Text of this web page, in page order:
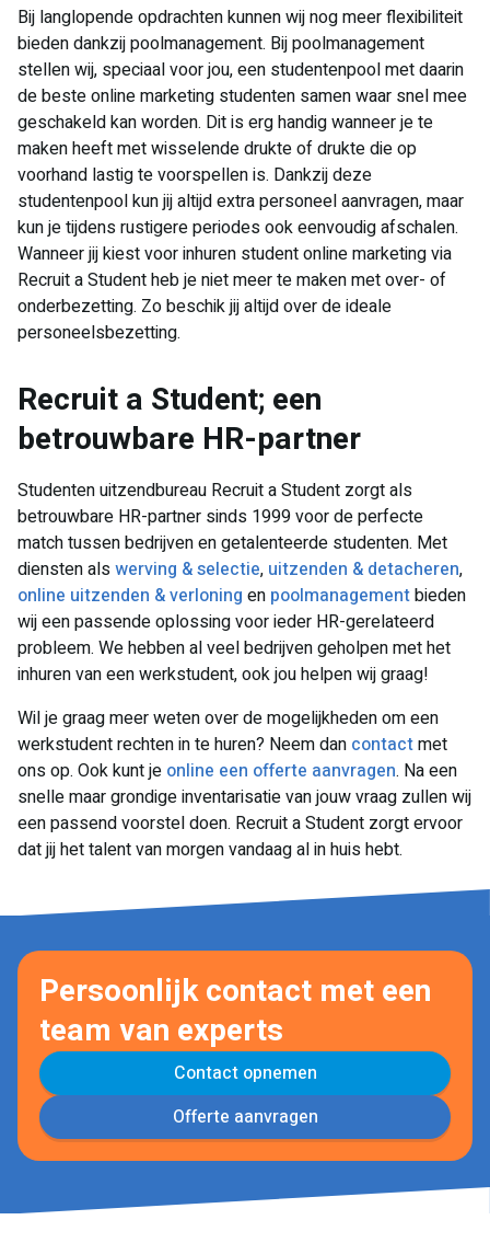
Bij langlopende opdrachten kunnen wij nog meer flexibiliteit
bieden dankzij poolmanagement. Bij poolmanagement
stellen wij, speciaal voor jou, een studentenpool met daarin
de beste online marketing studenten samen waar snel mee
geschakeld kan worden. Dit is erg handig wanneer je te
maken heeft met wisselende drukte of drukte die op
voorhand lastig te voorspellen is. Dankzij deze
studentenpool kun jij altijd extra personeel aanvragen, maar
kun je tijdens rustigere periodes ook eenvoudig afschalen.
Wanneer jij kiest voor inhuren student online marketing via
Recruit a Student heb je niet meer te maken met over- of
onderbezetting. Zo beschik jij altijd over de ideale
personeelsbezetting.
​Recruit a Student; een
betrouwbare HR-partner
Studenten uitzendbureau Recruit a Student zorgt als
betrouwbare HR-partner sinds 1999 voor de perfecte
match tussen bedrijven en getalenteerde studenten. Met
diensten alswerving & selectie, uitzenden & detacheren,
online uitzenden & verloning en poolmanagementbieden
wij een passende oplossing voor ieder HR-gerelateerd
probleem. We hebben al veel bedrijven geholpen met het
inhuren van een werkstudent, ook jou helpen wij graag!
Wil je graag meer weten over de mogelijkheden om een
werkstudent rechten in te huren? Neem dan contactmet
ons op. Ook kunt je online een offerte aanvragen. Na een
snelle maar grondige inventarisatie van jouw vraag zullen wij
een passend voorstel doen. Recruit a Student zorgt ervoor
dat jij het talent van morgen vandaag al in huis hebt.
Persoonlijk contact met een
team van experts
Contact opnemen
Offerte aanvragen